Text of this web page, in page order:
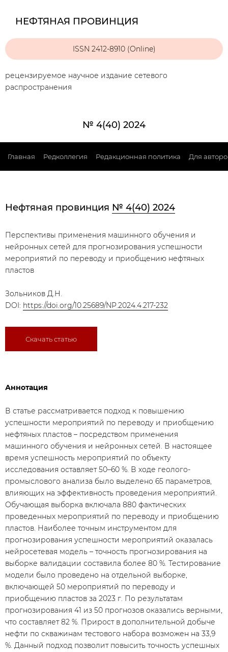
НЕФТЯНАЯ ПРОВИНЦИЯ
ISSN 2412-8910 (Online)
рецензируемое научное издание сетевого
распространения
№ 4(40) 2024
Главная Редколлегия Редакционная политика Для
Нефтяная провинция № 4(40) 2024
Перспективы применения машинного обучения и
нейронных сетей для прогнозирования успешности
мероприятий по переводу и приобщению нефтяных
пластов
Зольников Д.Н.
DOI: https://doi.org/10.25689/NP.2024.4.217-232
Скачать статью
Аннотация
В статье рассматривается подход к повышению
успешности мероприятий по переводу и приобщению
нефтяных пластов – посредством применения
машинного обучения и нейронных сетей. В настоящее
время успешность мероприятий по объекту
исследования оставляет 50–60 %. В ходе геолого-
промыслового анализа было выделено 65 параметров,
влияющих на эффективность проведения мероприятий.
Обучающая выборка включала 880 фактических
проведенных мероприятий по переводу и приобщению
пластов. Наиболее точным инструментом для
прогнозирования успешности мероприятий оказалась
нейросетевая модель – точность прогнозирования на
выборке валидации составила более 80 %. Тестирование
модели было проведено на отдельной выборке,
включающей 50 мероприятий по переводу и
приобщению пластов за 2023 г. По результатам
прогнозирования 41 из 50 прогнозов оказались верными,
что составляет 82 %. Прирост в дополнительной добыче
нефти по скважинам тестового набора возможен на 33,9
%. Данный подход позволит повысить точность успешных